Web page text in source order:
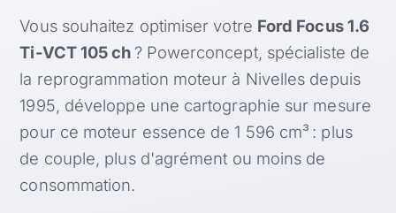
Vous souhaitez optimiser votre Ford Focus 1.6
Ti-VCT 105 ch ? Powerconcept, spécialiste de
la reprogrammation moteur à Nivelles depuis
1995, développe une cartographie sur mesure
pour ce moteur essence de 1 596 cm³ : plus
de couple, plus d'agrément ou moins de
consommation.